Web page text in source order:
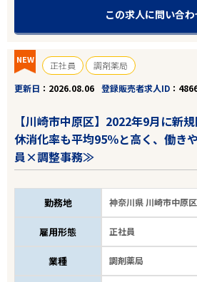
この求人に問い合
NEW 正社員
調剤薬局
更新日
2026.08.06 登録販売者求人ID
【川崎市中原区】2022年9月に新
休消化率も平均95％と高く、働き
員×調整事務≫
勤務地 神奈川県 川崎市中原
雇用形態 正社員
業種 調剤薬局